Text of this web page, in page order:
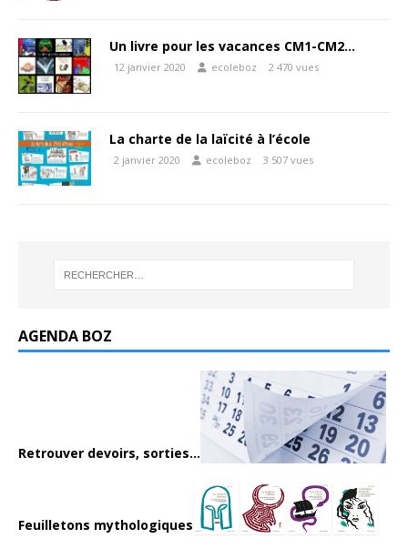
Un livre pour les vacances CM1-CM2…
12 janvier 2020 ecoleboz 2 470 vues
La charte de la laïcité à l’école
2 janvier 2020 ecoleboz 3 507 vues
AGENDA BOZ
Retrouver devoirs, sorties...
Feuilletons mythologiques